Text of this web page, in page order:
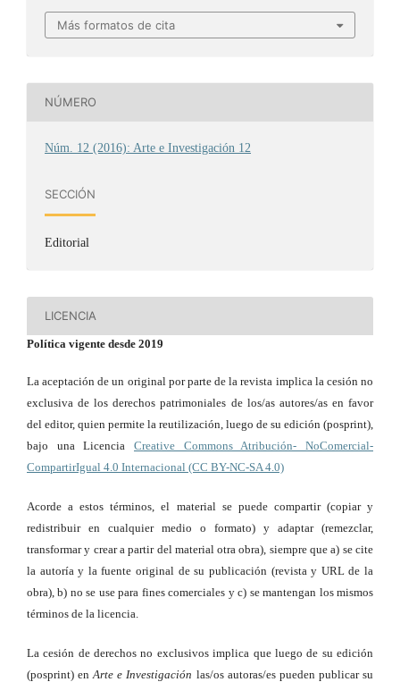
Más formatos de cita
NÚMERO
Núm. 12 (2016): Arte e Investigación 12
SECCIÓN
Editorial
LICENCIA
Política vigente desde 2019
La aceptación de un original por parte de la revista implica la cesión no
exclusiva de los derechos patrimoniales de los/as autores/as en favor
del editor, quien permite la reutilización, luego de su edición (posprint),
bajo una Licencia Creative Commons Atribución- NoComercial-
CompartirIgual 4.0 Internacional (CC BY-NC-SA 4.0)
Acorde a estos términos, el material se puede compartir (copiar y
redistribuir en cualquier medio o formato) y adaptar (remezclar,
transformar y crear a partir del material otra obra), siempre que a) se cite
la autoría y la fuente original de su publicación (revista y URL de la
obra), b) no se use para fines comerciales y c) se mantengan los mismos
términos de la licencia.
La cesión de derechos no exclusivos implica que luego de su edición
(posprint) en Arte e Investigación las/os autoras/es pueden publicar su